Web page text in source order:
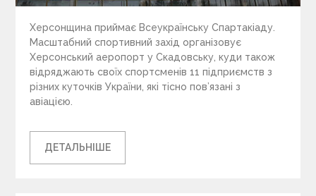
Херсонщина приймає Всеукраїнську Спартакіаду.
Масштабний спортивний захід організовує
Херсонський аеропорт у Скадовську, куди також
відряджають своїх спортсменів 11 підприємств з
різних куточків України, які тісно пов’язані з
авіацією.
ДЕТАЛЬНІШЕ